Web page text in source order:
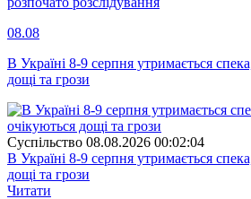
08.08
В Україні 8-9 серпня утримається
дощі та грози
Суспiльство 08.08.2026 00:02:04
В Україні 8-9 серпня утримається
дощі та грози
Читати